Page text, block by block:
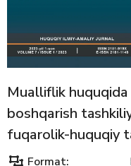
Muаlliflik
boshqаrish
fuqаrolik-huquqiy
Format: